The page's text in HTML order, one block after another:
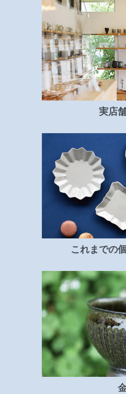
実店
これまでの